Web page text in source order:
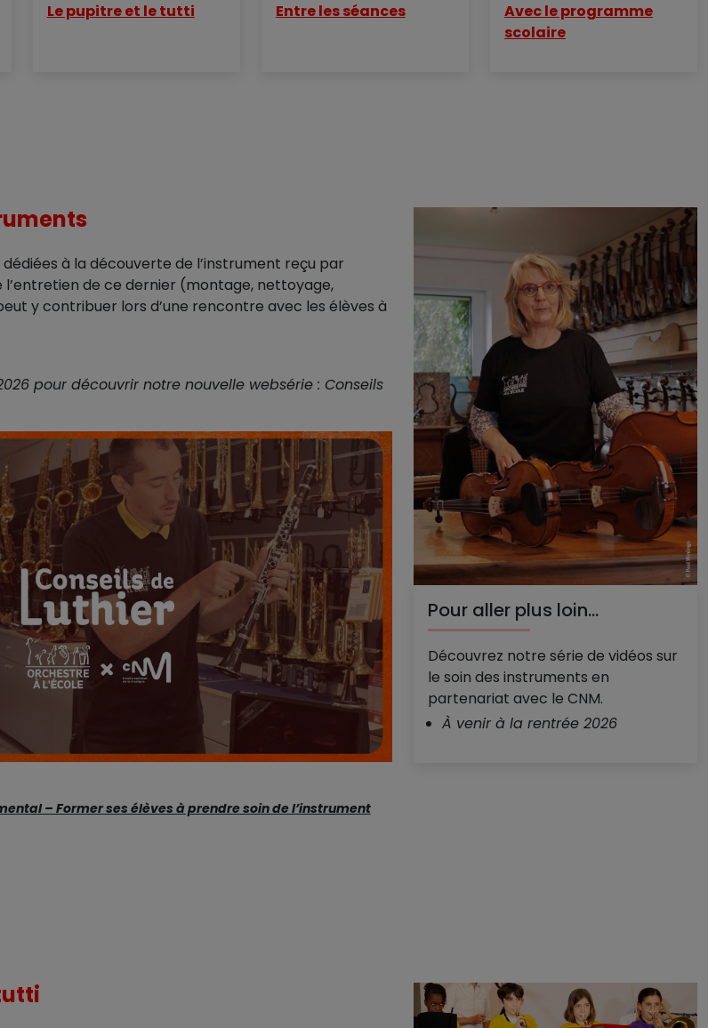
Le pupitre et le tutti Entre les séances
Avec le programme
scolaire
à la découverte de l’instrument reçu par
l’entretien de ce dernier (montage, nettoyage,
y contribuer lors d’une rencontre avec les élèves à
pour découvrir notre nouvelle websérie : Conseils
– Former ses élèves à prendre soin de l’instrument
Pour aller plus loin...
Découvrez notre série de vidéos sur
le soin des instruments en
partenariat avec le CNM.
À venir à la rentrée 2026